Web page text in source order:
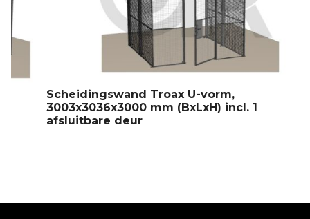
Scheidingswand Troax U-vorm,
3003x3036x3000 mm (BxLxH) incl. 1
afsluitbare deur